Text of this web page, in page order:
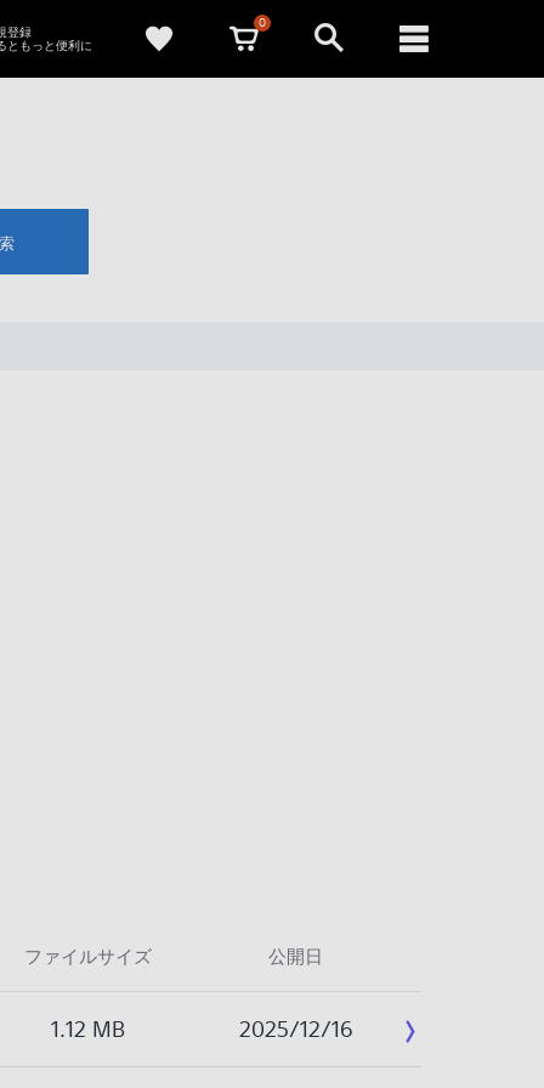
登録
ともっと便利に
0
ファイルサイズ 公開日
1.12 MB 2025/12/16